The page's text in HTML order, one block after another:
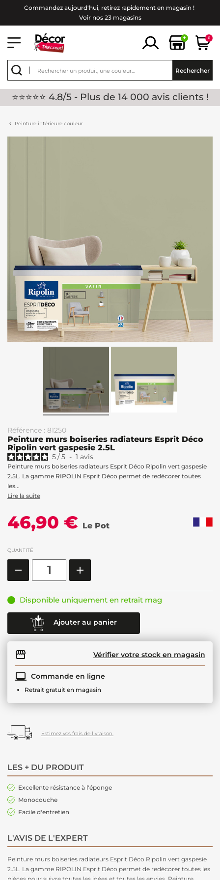
Commandez aujourd'hui, retirez rapidement en magasin !
Voir nos 23 magasins
+ 0
Rechercher
⭐⭐⭐⭐⭐ 4.8/5 - Plus de 14 000 avis clients !
Peinture intérieure couleur
Référence : 81250
Peinture murs boiseries radiateurs Esprit Déco
Ripolin vert gaspesie 2.5L
5/5 - 1 avis
Peinture murs boiseries radiateurs Esprit Déco Ripolin vert gaspesie
2.5L. La gamme RIPOLIN Esprit Déco permet de redécorer toutes
les...
Lire la suite
46,90 € Le Pot
QUANTITÉ
Disponible uniquement en retrait mag
Ajouter au panier
Vérifier votre stock en magasin
Commande en ligne
Retrait gratuit en magasin
Estimez vos frais de livraison.
LES + DU PRODUIT
Excellente résistance à l'éponge
Monocouche
Facile d'entretien
L'AVIS DE L'EXPERT
Peinture murs boiseries radiateurs Esprit Déco Ripolin vert gaspesie
2.5L. La gamme RIPOLIN Esprit Déco permet de redécorer toutes les